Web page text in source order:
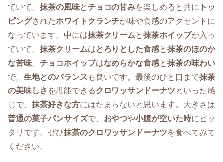
ていて、 抹茶の風味とチョコの甘みを楽しめると共に トッ
ピングされたホワイトクランチが味や食感のアクセントに
なっています。中には抹茶クリームと抹茶ホイップが入っ
ていて、 抹茶クリームはとろりとした食感と抹茶のほのか
な苦味、 チョコホイップはなめらかな食感と抹茶の味わい
で、 生地とのバランス も良いです。最後のひと口まで抹茶
の美味しさ を堪能できるクロワッサンドーナツといった感
じで、 抹茶好きな方にはたまらないと思います。大きさは
普通の菓子パンサイズで、 おやつや小腹が空いた時にピッ
タリです。ぜひ抹茶のクロワッサンドーナツを食べてみて
ください。